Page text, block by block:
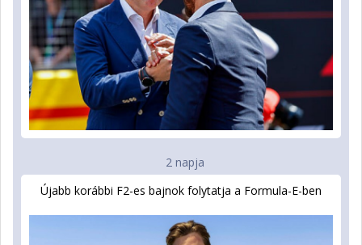
2 napja
Újabb korábbi F2-es bajnok folytatja a Formula-E-ben